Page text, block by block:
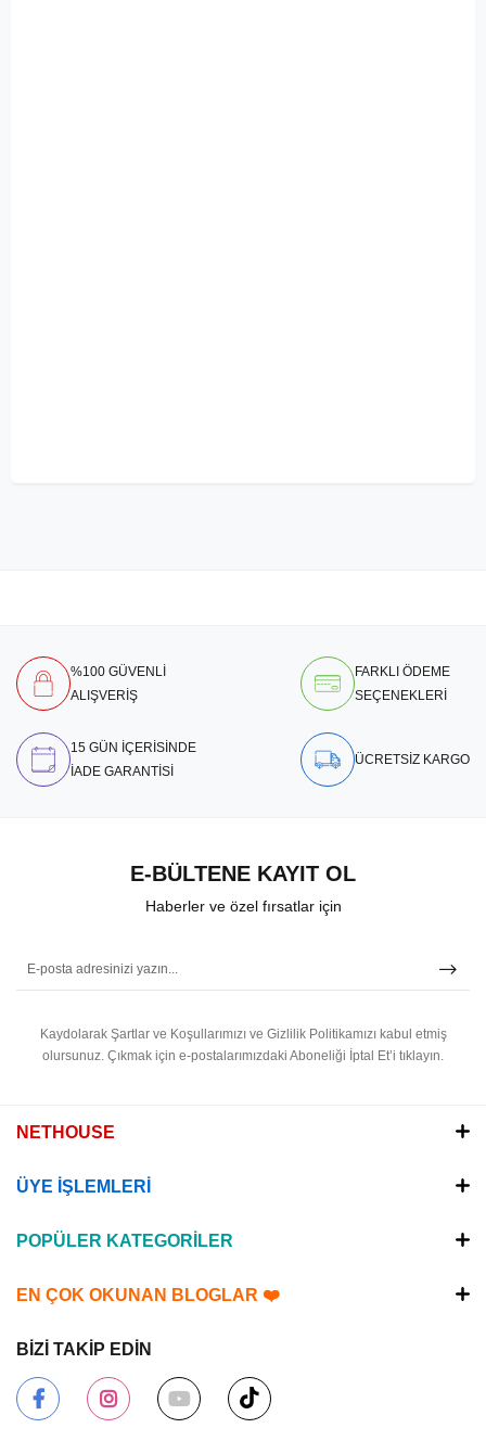
%100 GÜVENLİ
ALIŞVERİŞ
FARKLI ÖDEME
SEÇENEKLERİ
15 GÜN İÇERİSİNDE
İADE GARANTİSİ
ÜCRETSİZ KARGO
E-BÜLTENE KAYIT OL
Haberler ve özel fırsatlar için
Kaydolarak Şartlar ve Koşullarımızı ve Gizlilik Politikamızı kabul etmiş
olursunuz. Çıkmak için e-postalarımızdaki Aboneliği İptal Et’i tıklayın.
NETHOUSE
ÜYE İŞLEMLERİ
POPÜLER KATEGORİLER
EN ÇOK OKUNAN BLOGLAR ❤️
BİZİ TAKİP EDİN